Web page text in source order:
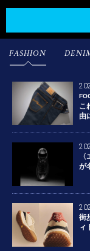
FASHION
こ
由
が
街
ィ